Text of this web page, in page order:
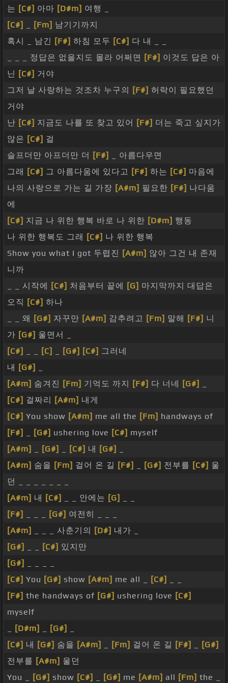
는 [C#] 아마 [D#m] 여행 _
[C#]
[Fm] 남기기까지
혹시 _ 남긴 [F#] 하침 모두 [C#] 다 내 _ _
_ _ _ 정답은 없을지도 몰라 어쩌면 [F#] 이것도 답은 아
닌 [C#] 거야
그저 날 사랑하는 것조차 누구의
[F#] 허락이 필요했던
거야
난 [C#] 지금도 나를 또 찾고 있어 [F#] 더는 죽고 싶지가
않은 [C#] 걸
슬프더만 아프더만 더
[F#]
_ 아름다우면
그래
[C#] 그 아름다움에 있다고 [F#] 하는 [C#] 마음에
나의 사랑으로 가는 길 가장 [A#m] 필요한 [F#] 나다움
에
[C#] 지금 나 위한 행복 바로 나 위한 [D#m] 행동
나 위한 행복도 그래
[C#] 나 위한 행복
Show you what I got 두렵진 [A#m] 않아 그건 내 존재
니까
_ _ 시작에
[C#] 처음부터 끝에 [G] 마지막까지 대답은
오직 [C#] 하나
_ _ 왜
[G#] 자꾸만 [A#m] 감추려고 [Fm] 말해 [F#] 니
가 [G#] 울면서 _
[C#]
[C] [G#] [C#] 그러네
내
[G#]
[A#m] 숨겨진 [Fm] 기억도 까지 [F#] 다 너네 [G#]
[C#] 걸짜리 [A#m] 내게
[C#] You show [A#m] me all the [Fm] handways of
[F#]
[G#] ushering love [C#] myself
[A#m]
[G#] [C#] 내 [G#]
[A#m] 숨을 [Fm] 걸어 온 길 [F#] [G#] 전부를 [C#] 울
던 _ _ _ _ _ _ _
[A#m] 내 [C#] _ _ 안에는 [G]
[F#]
[G#] 여전히 _ _ _
[A#m]
_ _ _ 사춘기의 [D#] 내가 _
[G#]
[C#] 있지만
[G#]
[C#] You [G#] show [A#m] me all _ [C#]
[F#] the handways of [G#] ushering love [C#]
myself
[D#m] [G#]
[C#] 내 [G#] 숨을 [A#m] [Fm] 걸어 온 길 [F#]
[G#]
전부를 [A#m] 울던
You _
[G#] show [C#] [G#] me [A#m] all [Fm] the _